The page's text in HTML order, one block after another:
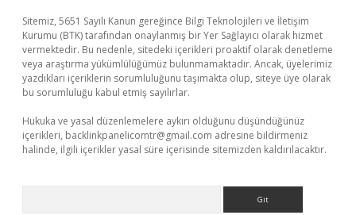
Sitemiz, 5651 Sayılı Kanun gereğince Bilgi Teknolojileri ve İletişim
Kurumu (BTK) tarafından onaylanmış bir Yer Sağlayıcı olarak hizmet
vermektedir. Bu nedenle, sitedeki içerikleri proaktif olarak denetleme
veya araştırma yükümlülüğümüz bulunmamaktadır. Ancak, üyelerimiz
yazdıkları içeriklerin sorumluluğunu taşımakta olup, siteye üye olarak
bu sorumluluğu kabul etmiş sayılırlar.
Hukuka ve yasal düzenlemelere aykırı olduğunu düşündüğünüz
içerikleri, backlinkpanelicomtr@gmail.com adresine bildirmeniz
halinde, ilgili içerikler yasal süre içerisinde sitemizden kaldırılacaktır.